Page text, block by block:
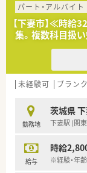
＼業務内容
・門前の病
・忙しい環
す！
＼コンサ
・パート社
に加入して
す
パート・アルバイト
【下妻市】≪時給
集。複数科目扱
未経験可 ブラン
勤務地
茨城県
下妻駅 (関
給与
時給
※経験・年